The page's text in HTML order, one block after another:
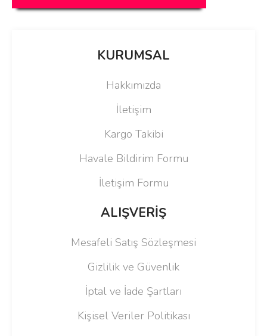
KURUMSAL
Hakkımızda
İletişim
Kargo Takibi
Havale Bildirim Formu
İletişim Formu
ALIŞVERİŞ
Mesafeli Satış Sözleşmesi
Gizlilik ve Güvenlik
İptal ve İade Şartları
Kişisel Veriler Politikası